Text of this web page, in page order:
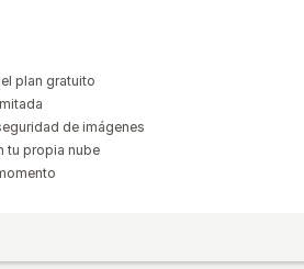
plan gratuito
de imágenes
tu propia nube